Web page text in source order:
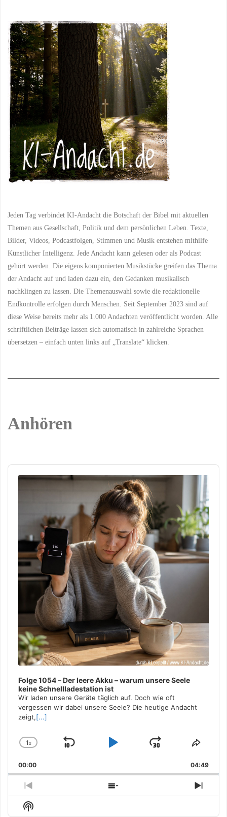
wirklich
meint"
Jeden Tag verbindet KI-Andacht die Botschaft der Bibel mit aktuellen
Themen aus Gesellschaft, Politik und dem persönlichen Leben. Texte,
Bilder, Videos, Podcastfolgen, Stimmen und Musik entstehen mithilfe
Künstlicher Intelligenz. Jede Andacht kann gelesen oder als Podcast
gehört werden. Die eigens komponierten Musikstücke greifen das Thema
der Andacht auf und laden dazu ein, den Gedanken musikalisch
nachklingen zu lassen. Die Themenauswahl sowie die redaktionelle
Endkontrolle erfolgen durch Menschen. Seit September 2023 sind auf
diese Weise bereits mehr als 1.000 Andachten veröffentlicht worden. Alle
schriftlichen Beiträge lassen sich automatisch in zahlreiche Sprachen
übersetzen – einfach unten links auf „Translate“ klicken.
Anhören
Audio
Player
Folge 1054 – Der leere Akku – warum unsere Seele
keine Schnellladestation ist
Wir laden unsere Geräte täglich auf. Doch wie oft
vergessen wir dabei unsere Seele? Die heutige Andacht
zeigt,[...]
Change
Rate
1x
Skip
Play
Jump
Forward
Share
00:00 04:49
Previous
Episode
Show
Episodes
Next
Show